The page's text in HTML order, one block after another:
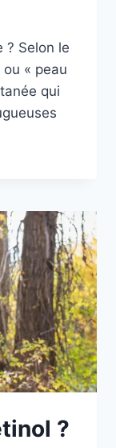
? Selon le
« peau
qui
?